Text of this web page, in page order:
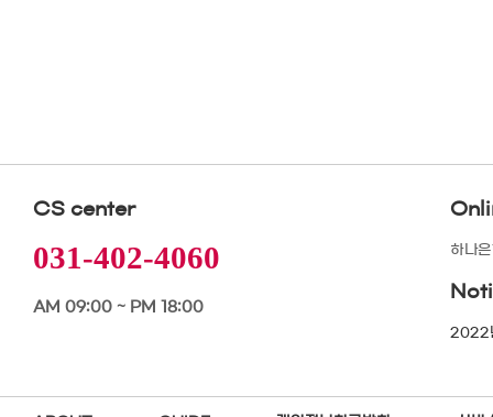
CS center
031-402-4060
AM 09:00 ~ PM 18:00
하나
2022